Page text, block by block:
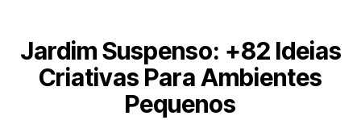
Jardim Suspenso: +82 Ideias
Criativas Para Ambientes
Pequenos